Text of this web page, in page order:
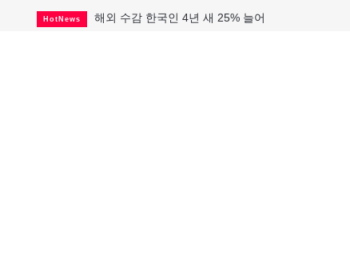
HotNews 해외 수감 한국인 4년 새 25% 늘어